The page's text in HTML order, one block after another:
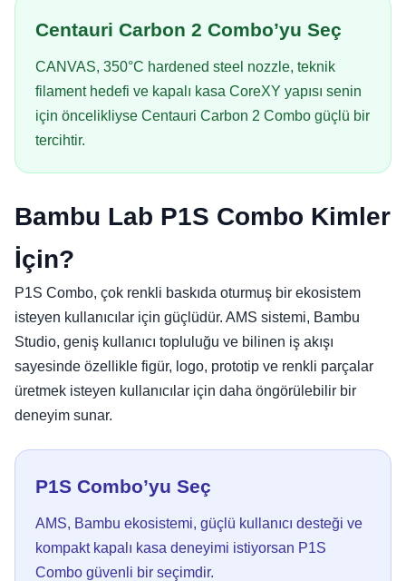
Centauri Carbon 2 Combo’yu Seç
CANVAS, 350°C hardened steel nozzle, teknik
filament hedefi ve kapalı kasa CoreXY yapısı senin
için öncelikliyse Centauri Carbon 2 Combo güçlü bir
tercihtir.
Bambu Lab P1S Combo Kimler
İçin?
P1S Combo, çok renkli baskıda oturmuş bir ekosistem
isteyen kullanıcılar için güçlüdür. AMS sistemi, Bambu
Studio, geniş kullanıcı topluluğu ve bilinen iş akışı
sayesinde özellikle figür, logo, prototip ve renkli parçalar
üretmek isteyen kullanıcılar için daha öngörülebilir bir
deneyim sunar.
P1S Combo’yu Seç
AMS, Bambu ekosistemi, güçlü kullanıcı desteği ve
kompakt kapalı kasa deneyimi istiyorsan P1S
Combo güvenli bir seçimdir.